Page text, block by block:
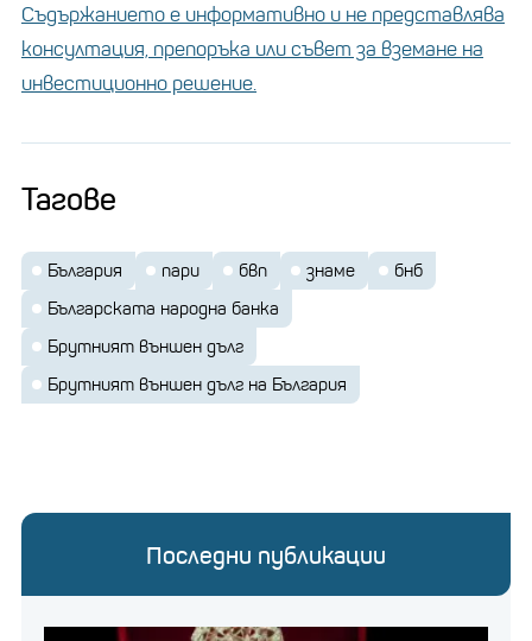
Съдържанието е информативно и не представлява
консултация, препоръка или съвет за вземане на
инвестиционно решение.
Тагове
България пари бвп знаме
бнб
Българската народна банка
Брутният външен дълг
Брутният външен дълг на България
Последни публикации